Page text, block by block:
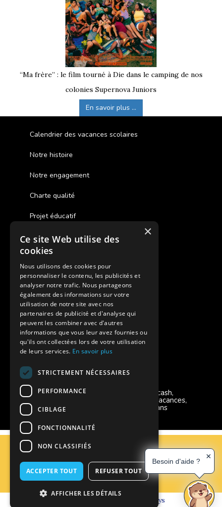
“Ma frère” : le film tourné à Die dans le camping de nos
colonies Supernova Juniors
En savoir plus ...
Calendrier des vacances scolaires
Notre histoire
Notre engagement
Charte qualité
Projet éducatif
Des colonies de vacances inclusives
Assurances annulations
Aides financières pour partir en colonie
Charte de confidentialité
Vacances Adaptées Adulte Supernova
Modes de règlement acceptés
Chèque, Virement, Espèces, Mandats cash,
Bons CAF, Conseil général, Chèques vacances,
Carte bancaire, Prise en charge reçu sans
règlement, Prélèvement, Pass Colo
Plan du site
Espace Professionnels
Vackélys
×
Ce site Web utilise des
cookies
Nous utilisons des cookies pour
personnaliser le contenu, les publicités et
analyser notre trafic. Nous partageons
également des informations sur votre
utilisation de notre site avec nos
partenaires de publicité et d'analyse qui
peuvent les combiner avec d'autres
informations que vous leur avez fournies ou
qu'ils ont collectées lors de votre utilisation
de leurs services. En savoir plus
STRICTEMENT NÉCESSAIRES
PERFORMANCE
CIBLAGE
FONCTIONNALITÉ
NON CLASSIFIÉS
ACCEPTER TOUT REFUSER TOUT
AFFICHER LES DÉTAILS
Besoin d'aide ?
✕